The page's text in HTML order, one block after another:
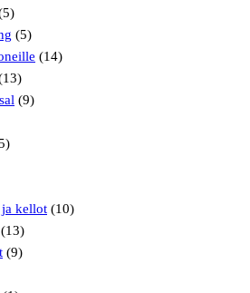
(5)
(14)
(9)
kellot (10)
(13)
(9)